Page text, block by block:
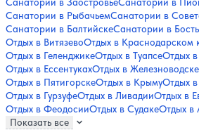
Санатории в РыбачьемСанатории в
Санатории в БалтийскеСанатории в
Отдых в ВитязевоОтдых в Краснодарском
Отдых в ГеленджикеОтдых в ТуапсеОтдых
Отдых в ЕссентукахОтдых в Железноводске
Отдых в ПятигорскеОтдых в КрымуОтдых в
Отдых в ГурзуфеОтдых в ЛивадииОтдых в
Отдых в ФеодосииОтдых в СудакеОтдых в
Показать все